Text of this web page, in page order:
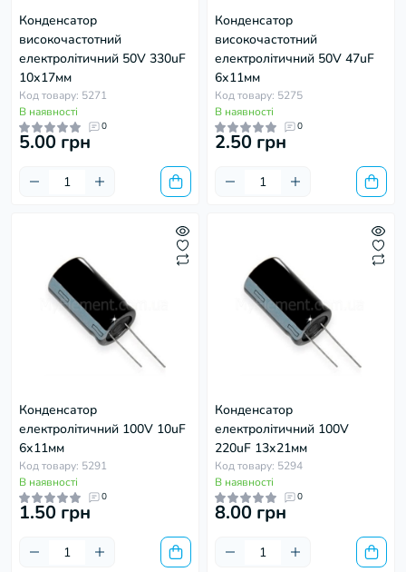
Конденсатор
високочастотний
електролітичний 50V 330uF
10х17мм
Код товару: 5271
В наявності
0
5.00 грн
Конденсатор
високочастотний
електролітичний 50V 47uF
6х11мм
Код товару: 5275
В наявності
0
2.50 грн
Конденсатор
електролітичний 100V 10uF
6х11мм
Код товару: 5291
В наявності
0
1.50 грн
Конденсатор
електролітичний 100V
220uF 13х21мм
Код товару: 5294
В наявності
0
8.00 грн